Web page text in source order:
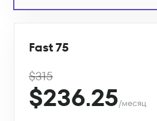
Fast 75
$315
$236.25/месяц